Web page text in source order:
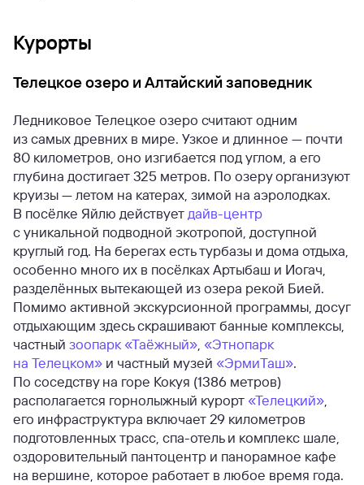
Курорты
Телецкое озеро и Алтайский заповедник
Ледниковое Телецкое озеро считают одним
из самых древних в мире. Узкое и длинное — почти
80 километров, оно изгибается под углом, а его
глубина достигает 325 метров. По озеру организуют
круизы — летом на катерах, зимой на аэролодках.
В посёлке Яйлю действуетдайв-центр
с уникальной подводной экотропой, доступной
круглый год. На берегах есть турбазы и дома отдыха,
особенно много их в посёлках Артыбаш и Иогач,
разделённых вытекающей из озера рекой Бией.
Помимо активной экскурсионной программы, досуг
отдыхающим здесь скрашивают банные комплексы,
частный зоопарк «Таёжный», «Этнопарк
на Телецком» и частный музей «ЭрмиТаш».
По соседству на горе Кокуя (1386 метров)
располагается горнолыжный курорт «Телецкий»,
его инфраструктура включает 29 километров
подготовленных трасс, спа-отель и комплекс шале,
оздоровительный пантоцентр и панорамное кафе
на вершине, которое работает в любое время года.